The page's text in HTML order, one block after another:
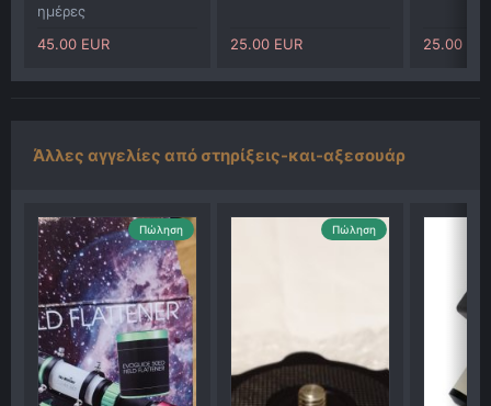
ημέρες
45.00 EUR
25.00 EUR 25.00
Άλλες αγγελίες από στηρίξεις-και-αξεσουάρ
Πώληση Πώληση